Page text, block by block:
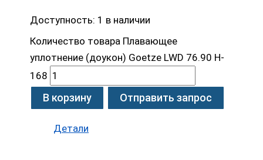
Доступность: 1 в наличии
Количество товара Плавающее
уплотнение (доукон) Goetze LWD 76.90 H-
168
В корзину Отправить запрос
Детали